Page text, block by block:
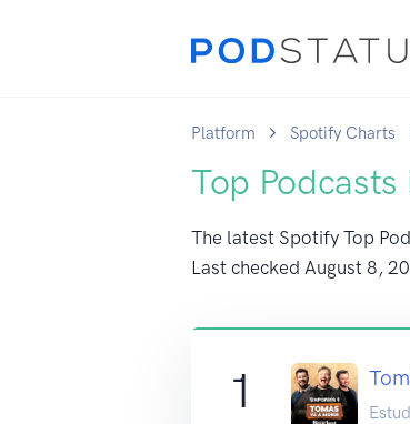
Platform Spotify Charts
Top
The latest Spotify Top
Last checked August 8,
1